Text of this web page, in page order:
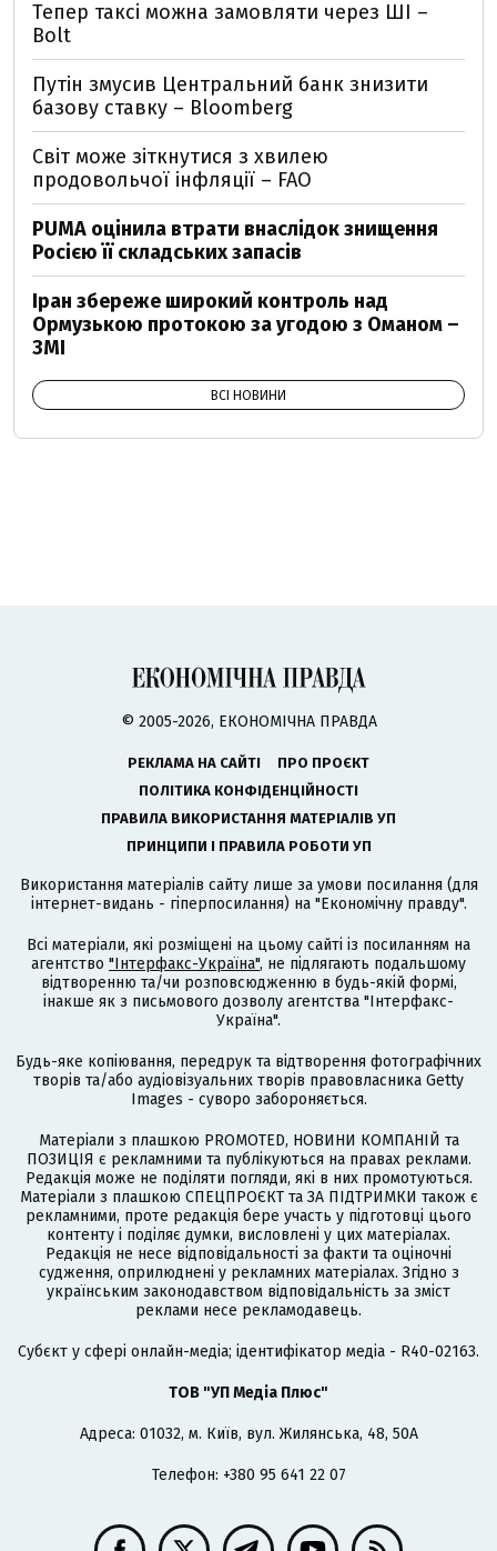
Тепер таксі можна замовляти через ШІ –
Bolt
Путін змусив Центральний банк знизити
базову ставку – Bloomberg
Світ може зіткнутися з хвилею
продовольчої інфляції – FAO
PUMA оцінила втрати внаслідок знищення
Росією її складських запасів
Іран збереже широкий контроль над
Ормузькою протокою за угодою з Оманом –
ЗМІ
ВСІ НОВИНИ
© 2005-2026, ЕКОНОМІЧНА ПРАВДА
РЕКЛАМА НА САЙТІ
ПРО ПРОЄКТ
ПОЛІТИКА КОНФІДЕНЦІЙНОСТІ
ПРАВИЛА ВИКОРИСТАННЯ МАТЕРІАЛІВ УП
ПРИНЦИПИ І ПРАВИЛА РОБОТИ УП
Використання матеріалів сайту лише за умови посилання (для
інтернет-видань - гіперпосилання) на "Економічну правду".
Всі матеріали, які розміщені на цьому сайті із посиланням на
агентство "Інтерфакс-Україна", не підлягають подальшому
відтворенню та/чи розповсюдженню в будь-якій формі,
інакше як з письмового дозволу агентства "Інтерфакс-
Україна".
Будь-яке копіювання, передрук та відтворення фотографічних
творів та/або аудіовізуальних творів правовласника Getty
Images - суворо забороняється.
Матеріали з плашкою PROMOTED, НОВИНИ КОМПАНІЙ та
ПОЗИЦІЯ є рекламними та публікуються на правах реклами.
Редакція може не поділяти погляди, які в них промотуються.
Матеріали з плашкою СПЕЦПРОЄКТ та ЗА ПІДТРИМКИ також є
рекламними, проте редакція бере участь у підготовці цього
контенту і поділяє думки, висловлені у цих матеріалах.
Редакція не несе відповідальності за факти та оціночні
судження, оприлюднені у рекламних матеріалах. Згідно з
українським законодавством відповідальність за зміст
реклами несе рекламодавець.
Cубєкт у сфері онлайн-медіа; ідентифікатор медіа - R40-02163.
ТОВ "УП Медіа Плюс"
Адреса: 01032, м. Київ, вул. Жилянська, 48, 50А
Телефон: +380 95 641 22 07